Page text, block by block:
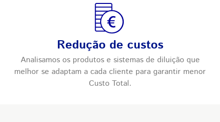
Redução de custos
Analisamos os produtos e sistemas de diluição que
melhor se adaptam a cada cliente para garantir menor
Custo Total.